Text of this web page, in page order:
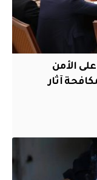
الأمن
آثار